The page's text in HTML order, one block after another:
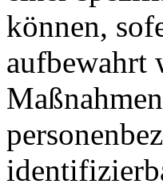
können,
aufbewahrt